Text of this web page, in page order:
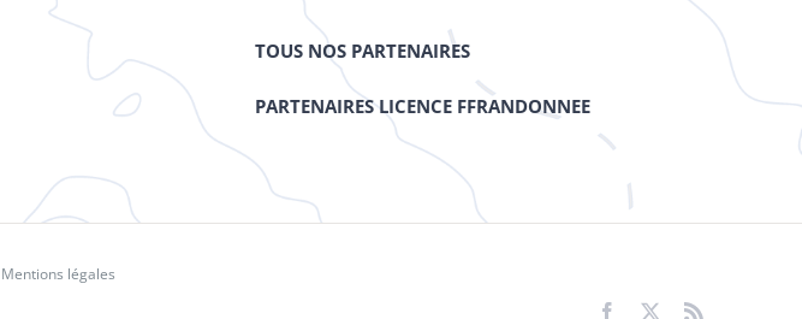
TOUS NOS PARTENAIRES
PARTENAIRES LICENCE FFRANDONNEE
Mentions légales
Facebook